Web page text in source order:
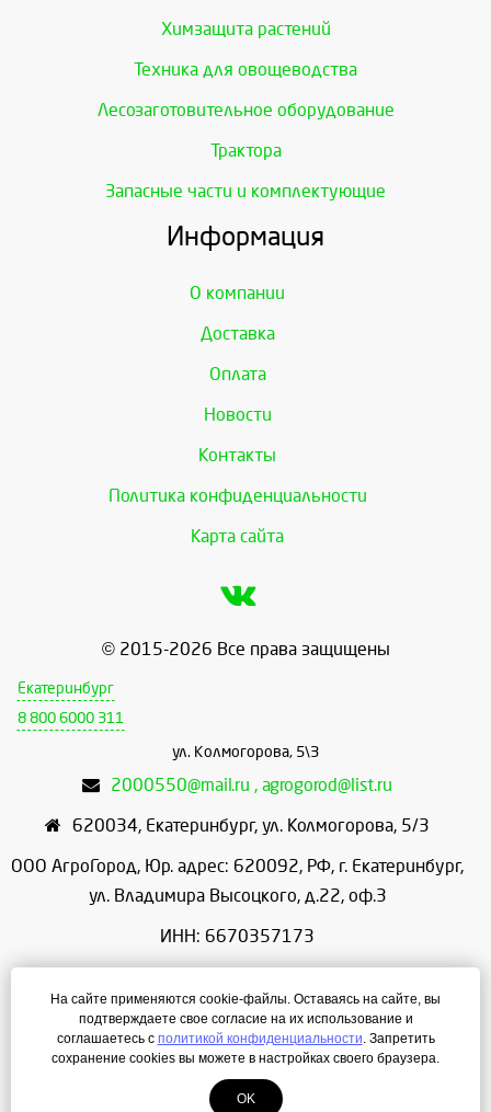
Химзащита растений
Техника для овощеводства
Лесозаготовительное оборудование
Трактора
Запасные части и комплектующие
Информация
О компании
Доставка
Оплата
Новости
Контакты
Политика конфиденциальности
Карта сайта
© 2015-2026 Все права защищены
Екатеринбург
8 800 6000 311
ул. Колмогорова, 5\3
2000550@mail.ru , agrogorod@list.ru
620034, Екатеринбург, ул. Колмогорова, 5/3
ООО АгроГород, Юр. адрес: 620092, РФ, г. Екатеринбург,
ул. Владимира Высоцкого, д.22, оф.3
ИНН: 6670357173
ОГРН: 1156658086166
Режим работы: с 9:00 до 18:00
Создание сайта — ЛегионА
На сайте применяются cookie-файлы. Оставаясь на сайте, вы
подтверждаете свое согласие на их использование и
соглашаетесь с политикой конфиденциальности. Запретить
сохранение cookies вы можете в настройках своего браузера.
OK